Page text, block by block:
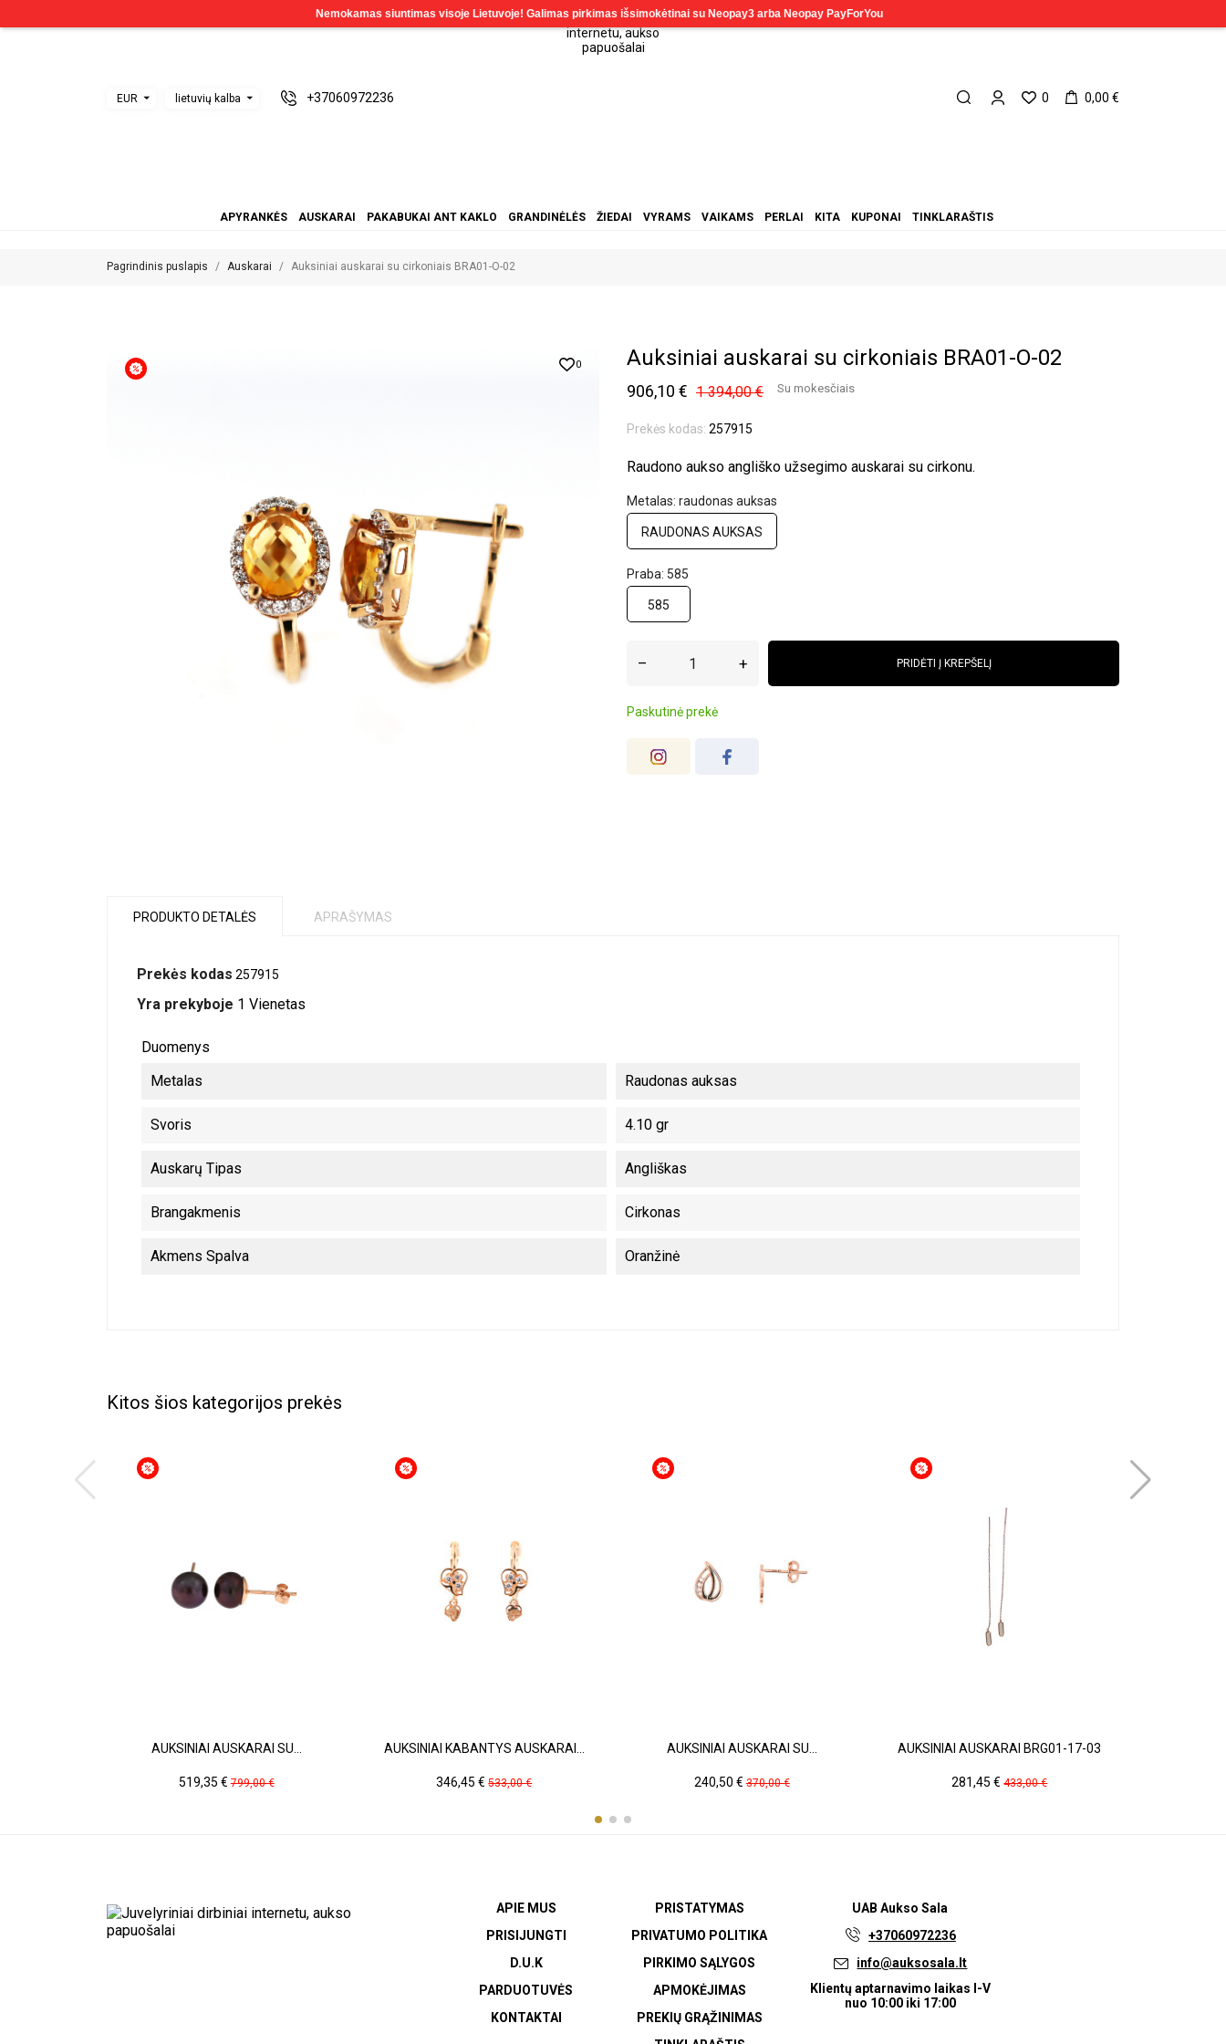
EUR lietuvių kalba +37060972236 0 0,00 €
APYRANKĖS AUSKARAI PAKABUKAI ANT KAKLO GRANDINĖLĖS ŽIEDAI VYRAMS VAIKAMS PERLAI KITA KUPONAI TINKLARAŠTIS
Pagrindinis puslapis Auskarai Auksiniai auskarai su cirkoniais BRA01-O-02
0 Auksiniai auskarai su cirkoniais BRA01-O-02
906,10 € 1 394,00 € Su mokesčiais
Prekės kodas: 257915
Raudono aukso angliško užsegimo auskarai su cirkonu.
Metalas: raudonas auksas
RAUDONAS AUKSAS
Praba: 585
585
– + PRIDĖTI Į KREPŠELĮ
Paskutinė prekė
PRODUKTO DETALĖS APRAŠYMAS
Prekės kodas 257915
Yra prekyboje 1 Vienetas
Duomenys
Metalas
Raudonas auksas
Svoris 4.10 gr
Auskarų Tipas Angliškas
Brangakmenis Cirkonas
Akmens Spalva Oranžinė
Kitos šios kategorijos prekės
AUKSINIAI AUSKARAI SU...
Kaina
519,35 €Pradinė
kaina
799,00 €
AUKSINIAI KABANTYS AUSKARAI...
Kaina
346,45 € Pradinė
kaina
533,00 €
AUKSINIAI AUSKARAI SU...
Kaina
240,50 €Pradinė
kaina
370,00 €
AUKSINIAI AUSKARAI BRG01-17-03
Kaina
281,45 € Pradinė
kaina
433,00 €
APIE MUS
PRISIJUNGTI
D.U.K
PARDUOTUVĖS
KONTAKTAI
PRISTATYMAS
PRIVATUMO POLITIKA
PIRKIMO SĄLYGOS
APMOKĖJIMAS
PREKIŲ GRĄŽINIMAS
UABAukso Sala
+37060972236
info@auksosala.lt
Klientų aptarnavimo laikas I-V
nuo 10:00 iki 17:00